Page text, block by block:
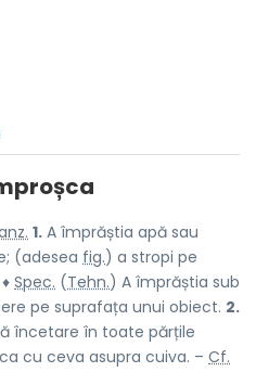
1. A împrăștia apă sau
(adesea fig.) a stropi pe
Spec. (Tehn.) A împrăștia sub
pe suprafața unui obiect. 2.
încetare în toate părțile
cu ceva asupra cuiva. – Cf.